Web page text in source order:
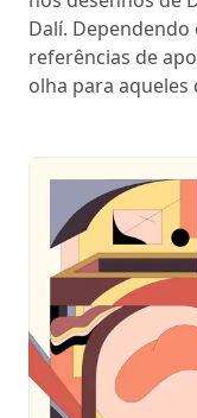
Dalí.
referências de
olha para